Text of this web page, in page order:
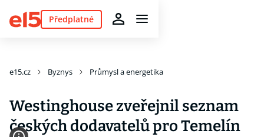
Předplatné
e15.cz Byznys Průmysl a energetika
Westinghouse zveřejnil seznam
českých dodavatelů pro Temelín